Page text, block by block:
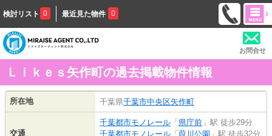
検討リスト 0 最近見た物件 0
お問合せ
Ｌｉｋｅｓ矢作町の過去掲載物件情報
所在地 千葉県千葉市中央区矢作町
交通
千葉都市モノレール 「 県庁前 」駅 徒歩29分
千葉都市モノレール 「 葭川公園 」駅 徒歩32分